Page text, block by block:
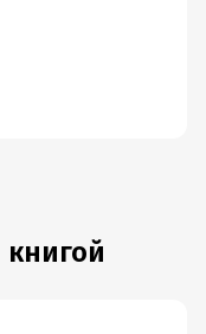
книгой